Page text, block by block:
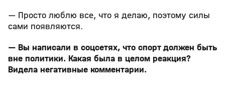
— Просто люблю все, что я делаю, поэтому силы
сами появляются.
— Вы написали в соцсетях, что спорт должен быть
вне политики. Какая была в целом реакция?
Видела негативные комментарии.